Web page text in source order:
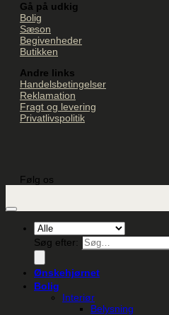
Gå på udkig
Bolig
Sæson
Begivenheder
Butikken
Andre links
Handelsbetingelser
Reklamation
Fragt og levering
Privatlivspolitik
Følg os
Søg efter:
Ønskehjørnet
Bolig
Interiør
Belysning